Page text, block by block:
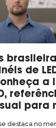
de
a
para
se destaca no